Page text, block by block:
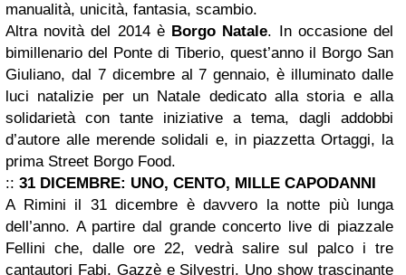
manualità, unicità, fantasia, scambio.
Altra novità del 2014 è Borgo Natale. In occasione del
bimillenario del Ponte di Tiberio, quest’anno il Borgo San
Giuliano, dal 7 dicembre al 7 gennaio, è illuminato dalle
luci natalizie per un Natale dedicato alla storia e alla
solidarietà con tante iniziative a tema, dagli addobbi
d’autore alle merende solidali e, in piazzetta Ortaggi, la
prima Street Borgo Food.
:: 31 DICEMBRE: UNO, CENTO, MILLE CAPODANNI
A Rimini il 31 dicembre è davvero la notte più lunga
dell’anno. A partire dal grande concerto live di piazzale
Fellini che, dalle ore 22, vedrà salire sul palco i tre
cantautori Fabi, Gazzè e Silvestri. Uno show trascinante